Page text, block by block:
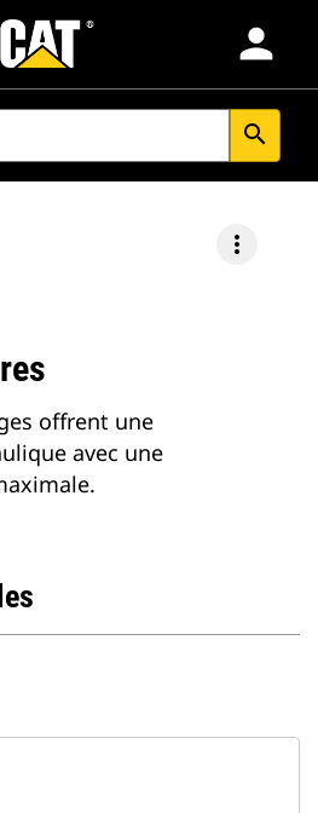
person
search
more_vert
offrent une
avec une